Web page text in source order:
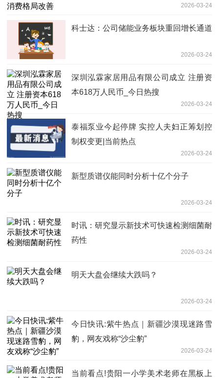
2026-03-24
科士达：公司储能业务板块重回增长通道
2026-03-24
深圳泓霖家居用品有限公司成立 注册资
本618万人民币_今日热搜
2026-03-24
泰福泵业今起停牌 实控人夫妇正筹划控
制权变更|当前热点
2026-03-24
新型质谱仪能同时分析十亿个分子
2026-03-24
时讯：研究显示新技术可快速检测细菌耐
药性
2026-03-24
明天大盘会继续大跌吗？
2026-03-24
今日快讯:紫牛热点｜新疆沙漠现迷路雪
豹，网友戏称“沙尘豹”
2026-03-24
当前看点!贵阳一小学美术老师在黑板上